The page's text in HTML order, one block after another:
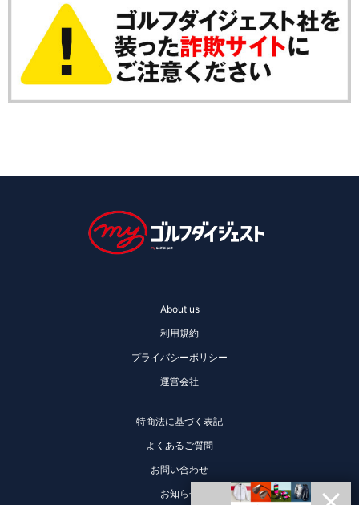
About us
利用規約
プライバシーポリシー
運営会社
特商法に基づく表記
よくあるご質問
お問い合わせ
お知らせ